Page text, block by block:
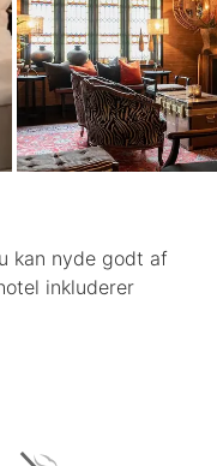
kan nyde godt af
inkluderer